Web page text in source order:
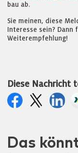
bau ab.
Sie meinen, diese
Interesse sein? Dann
Weiterempfehlung!
Diese Nachricht
Das